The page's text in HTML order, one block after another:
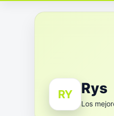
RY Rys
Los